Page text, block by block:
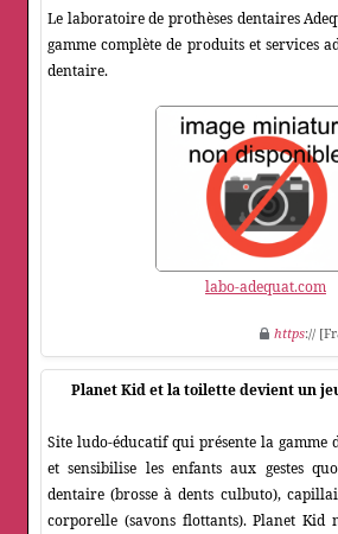
Le laboratoire de prothèses dentaires
gamme complète de produits et services
dentaire.
labo-adequat.com
https://
Planet Kid et la toilette devient un
Site ludo-éducatif qui présente la gamme
et sensibilise les enfants aux gestes
dentaire (brosse à dents culbuto),
corporelle (savons flottants). Planet Kid